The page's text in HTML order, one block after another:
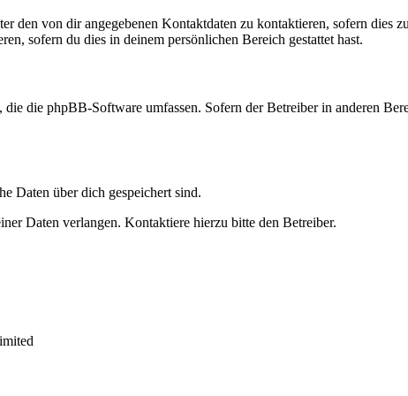
den von dir angegebenen Kontaktdaten zu kontaktieren, sofern
sofern du dies in deinem persönlichen Bereich gestattet hast.
die phpBB-Software umfassen. Sofern der Betreiber in anderen
Daten über dich gespeichert sind.
Daten verlangen. Kontaktiere hierzu bitte den Betreiber.